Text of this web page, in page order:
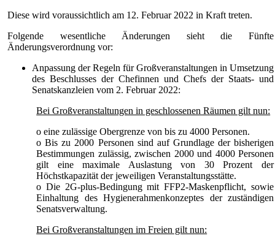
Diese wird voraussichtlich am 12. Februar 2022 in Kraft treten.
Folgende wesentliche Änderungen sieht die Fünfte
Änderungsverordnung vor:
Anpassung der Regeln für Großveranstaltungen in Umsetzung
des Beschlusses der Chefinnen und Chefs der Staats- und
Senatskanzleien vom 2. Februar 2022:
Bei Großveranstaltungen in geschlossenen Räumen gilt nun:
o eine zulässige Obergrenze von bis zu 4000 Personen.
o Bis zu 2000 Personen sind auf Grundlage der bisherigen
Bestimmungen zulässig, zwischen 2000 und 4000 Personen
gilt eine maximale Auslastung von 30 Prozent der
Höchstkapazität der jeweiligen Veranstaltungsstätte.
o Die 2G-plus-Bedingung mit FFP2-Maskenpflicht, sowie
Einhaltung des Hygienerahmenkonzeptes der zuständigen
Senatsverwaltung.
Bei Großveranstaltungen im Freien gilt nun: